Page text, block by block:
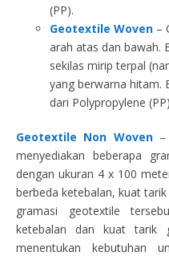
(PP).
Geotextile Woven –
arah atas dan bawah.
sekilas mirip terpal
yang berwarna hitam.
dari Polypropylene
Geotextile Non Woven–
menyediakan beberapa
dengan ukuran 4 x 100
berbeda ketebalan, kuat
gramasi geotextile
ketebalan dan kuat tarik
menentukan kebutuhan